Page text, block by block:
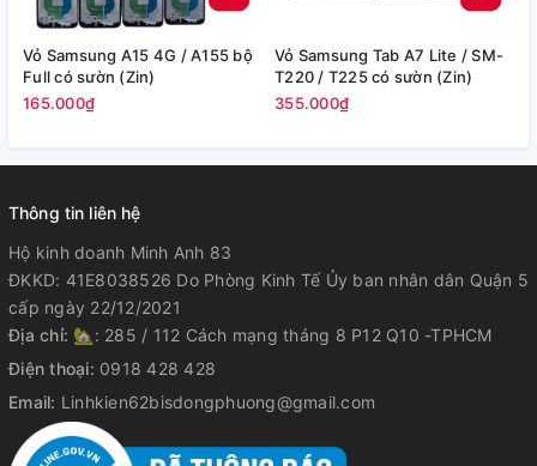
Vỏ Samsung A15 4G / A155 bộ
Full có sườn (Zin)
165.000₫
Vỏ Samsung Tab A7 Lite / SM-
T220 / T225 có sườn (Zin)
355.000₫
Thông tin liên hệ
Hộ kinh doanh Minh Anh 83
ĐKKD: 41E8038526 Do Phòng Kinh Tế Ủy ban nhân dân Quận 5
cấp ngày 22/12/2021
Địa chỉ: 🏡: 285 / 112 Cách mạng tháng 8 P12 Q10 -TPHCM
Điện thoại: 0918 428 428
Email: Linhkien62bisdongphuong@gmail.com